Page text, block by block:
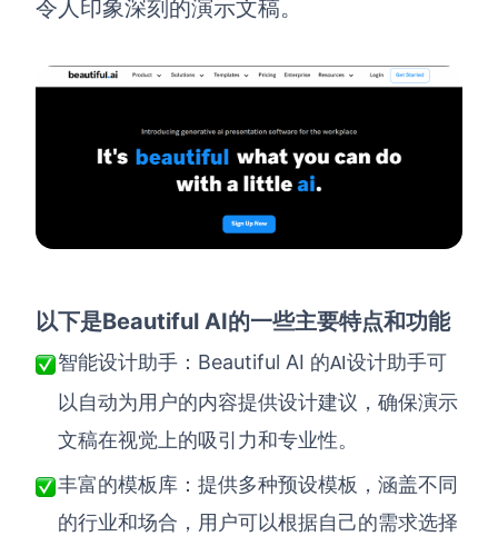
令人印象深刻的演示文稿。
以下是Beautiful AI的一些主要特点和功能
智能设计助手 ： Beautiful AI 的AI设计助手可
以自动为用户的内容提供设计建议，确保演示
文稿在视觉上的吸引力和专业性。
丰富的模板库 ： 提供多种预设模板，涵盖不同
的行业和场合，用户可以根据自己的需求选择